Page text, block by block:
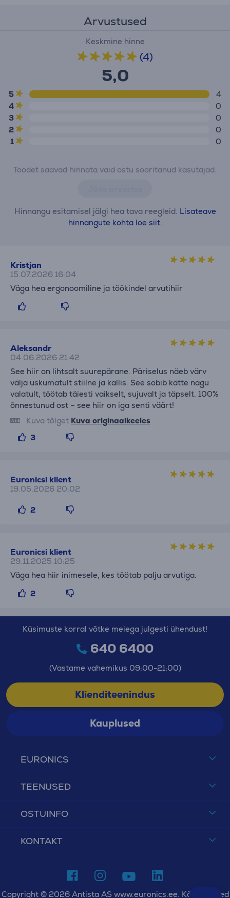
Arvustused
Keskmine hinne
(4)
5,0
5
4
4
0
3
0
2
0
1
0
Toodet saavad hinnata vaid ostu sooritanud kasutajad.
Hinnangu esitamisel jälgi hea tava reegleid. Lisateave
hinnangute kohta loe siit.
Kristjan
15.07.2026 16:04
Väga hea ergonoomiline ja töökindel arvutihiir
Aleksandr
04.06.2026 21:42
See hiir on lihtsalt suurepärane. Päriselus näeb värv
välja uskumatult stiilne ja kallis. See sobib kätte nagu
valatult, töötab täiesti vaikselt, sujuvalt ja täpselt. 100%
õnnestunud ost – see hiir on iga senti väärt!
Kuva tõlget Kuva originaalkeeles
3
Euronicsi klient
19.05.2026 20:02
2
Euronicsi klient
29.11.2025 10:25
Väga hea hiir inimesele, kes töötab palju arvutiga.
2
EURONICS
TEENUSED
OSTUINFO
KONTAKT
Küsimuste korral võtke meiega julgesti ühendust!
640 6400
(Vastame vahemikus 09:00-21:00)
Klienditeenindus
Kauplused
Copyright © 2026 Antista AS www.euronics.ee. Kõik õigused